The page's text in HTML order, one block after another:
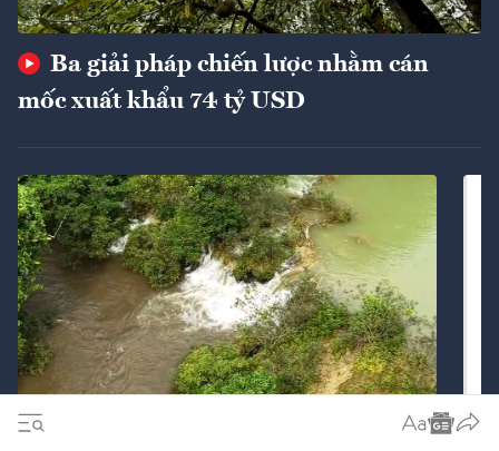
Ba giải pháp chiến lược nhằm cán
mốc xuất khẩu 74 tỷ USD